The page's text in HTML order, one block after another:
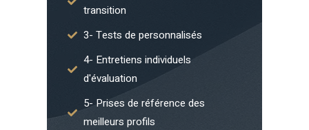
transition
3- Tests de personnalisés
4- Entretiens individuels
d'évaluation
5- Prises de référence des
meilleurs profils